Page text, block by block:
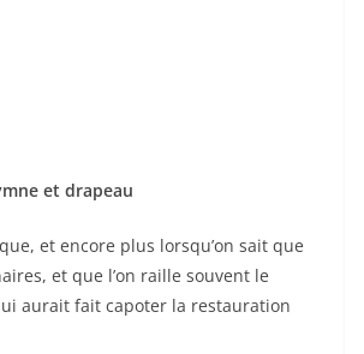
et drapeau
et encore plus lorsqu’on sait que
et que l’on raille souvent le
aurait fait capoter la restauration